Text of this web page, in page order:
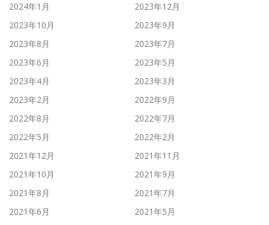
2024年1月
2023年12月
2023年10月
2023年9月
2023年8月
2023年7月
2023年6月
2023年5月
2023年4月
2023年3月
2023年2月
2022年9月
2022年8月
2022年7月
2022年5月
2022年2月
2021年12月
2021年11月
2021年10月
2021年9月
2021年8月
2021年7月
2021年6月
2021年5月